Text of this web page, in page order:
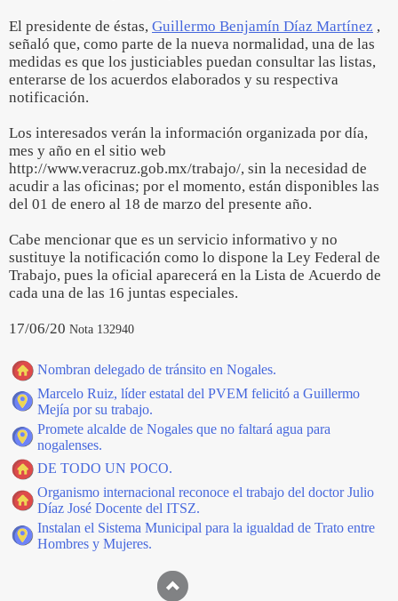
El presidente de éstas, Guillermo Benjamín Díaz Martínez ,
señaló que, como parte de la nueva normalidad, una de las
medidas es que los justiciables puedan consultar las listas,
enterarse de los acuerdos elaborados y su respectiva
notificación.
Los interesados verán la información organizada por día,
mes y año en el sitio web
http://www.veracruz.gob.mx/trabajo/, sin la necesidad de
acudir a las oficinas; por el momento, están disponibles las
del 01 de enero al 18 de marzo del presente año.
Cabe mencionar que es un servicio informativo y no
sustituye la notificación como lo dispone la Ley Federal de
Trabajo, pues la oficial aparecerá en la Lista de Acuerdo de
cada una de las 16 juntas especiales.
17/06/20 Nota 132940
Nombran delegado de tránsito en Nogales.
Marcelo Ruiz, líder estatal del PVEM felicitó a Guillermo
Mejía por su trabajo.
Promete alcalde de Nogales que no faltará agua para
nogalenses.
DE TODO UN POCO.
Organismo internacional reconoce el trabajo del doctor Julio
Díaz José Docente del ITSZ.
Instalan el Sistema Municipal para la igualdad de Trato entre
Hombres y Mujeres.